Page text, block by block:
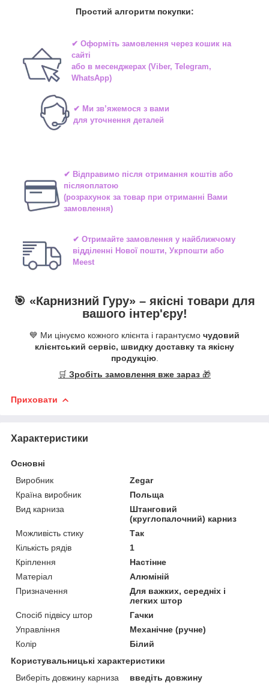
Простий алгоритм покупки:
✔ Оформіть замовлення через кошик на
сайті
або в месенджерах(Viber, Telegram,
WhatsApp)
✔ Ми зв’яжемося з вами
для уточнення деталей
✔ Відправимо після отримання коштів або
післяоплатою
(розрахунок за товар при отриманні Вами
замовлення)
✔ Отримайте замовлення у найближчому
відділенні Нової пошти, Укрпошти або
Meest
🎯 «Карнизний Гуру» – якісні товари для
вашого інтер'єру!
💙 Ми цінуємо кожного клієнта і гарантуємо чудовий
клієнтський сервіс, швидку доставку та якісну
продукцію.
🛒 Зробіть замовлення вже зараз 🎁
Приховати
Характеристики
Основні
Виробник
Zegar
Країна виробник
Польща
Вид карниза
Штанговий
(круглопалочний) карниз
Можливість стику
Так
Кількість рядів
1
Кріплення
Настінне
Матеріал
Алюміній
Призначення
Для важких, середніх і
легких штор
Спосіб підвісу штор
Гачки
Управління
Механічне (ручне)
Колір
Білий
Користувальницькі характеристики
Виберіть довжину карниза
введіть довжину